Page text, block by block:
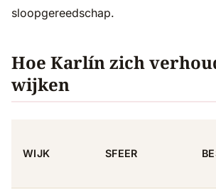
sloopgereedschap.
Hoe Karlín zich
wijken
WIJK SFEER